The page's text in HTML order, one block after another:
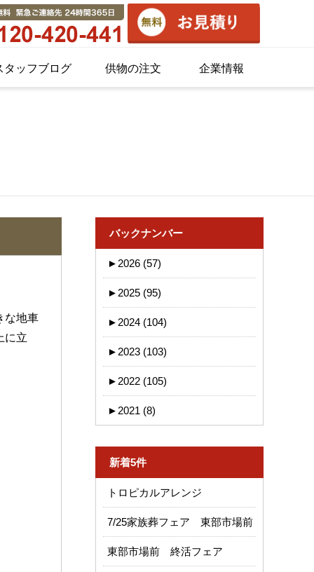
タッフブログ 供物の注文 企業情報
な地車
に立
バックナンバー
► 2026 (57)
► 2025 (95)
► 2024 (104)
► 2023 (103)
► 2022 (105)
► 2021 (8)
新着5件
トロピカルアレンジ
7/25家族葬フェア 東部市場前
東部市場前 終活フェア